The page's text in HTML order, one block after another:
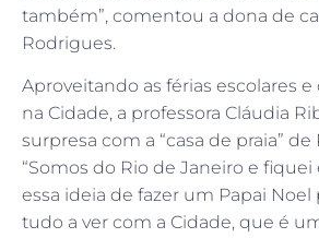
também”, comentou a dona de
Rodrigues.
Aproveitando as férias escolares
na Cidade, a professora Cláudia
surpresa com a “casa de praia” de
“Somos do Rio de Janeiro e
essa ideia de fazer um Papai Noel
tudo a ver com a Cidade, que é